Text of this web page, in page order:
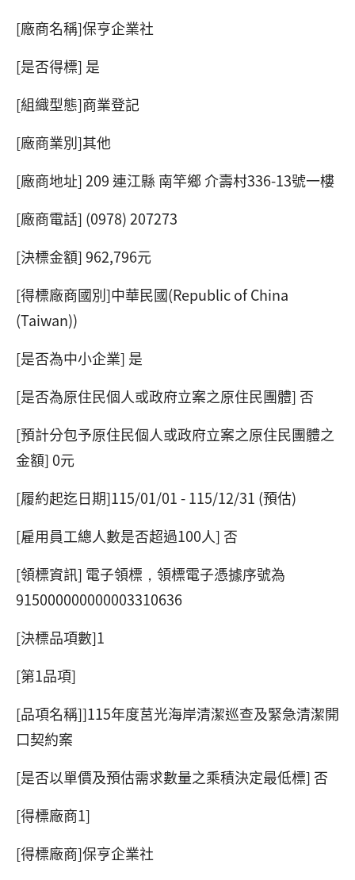
[廠商名稱]保亨企業社
[是否得標] 是
[組織型態]商業登記
[廠商業別]其他
[廠商地址] 209 連江縣 南竿鄉 介壽村336-13號一樓
[廠商電話] (0978) 207273
[決標金額] 962,796元
[得標廠商國別]中華民國(Republic of China
(Taiwan))
[是否為中小企業] 是
[是否為原住民個人或政府立案之原住民團體] 否
[預計分包予原住民個人或政府立案之原住民團體之
金額] 0元
[履約起迄日期]115/01/01 - 115/12/31 (預估)
[雇用員工總人數是否超過100人] 否
[領標資訊] 電子領標，領標電子憑據序號為
915000000000003310636
[決標品項數]1
[第1品項]
[品項名稱]]115年度莒光海岸清潔巡查及緊急清潔開
口契約案
[是否以單價及預估需求數量之乘積決定最低標] 否
[得標廠商1]
[得標廠商]保亨企業社